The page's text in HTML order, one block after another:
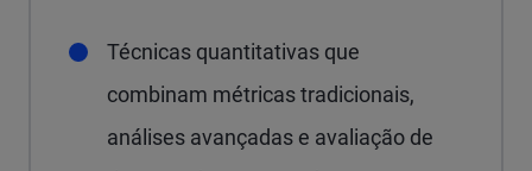
Técnicas quantitativas que
combinam métricas tradicionais,
análises avançadas e avaliação de